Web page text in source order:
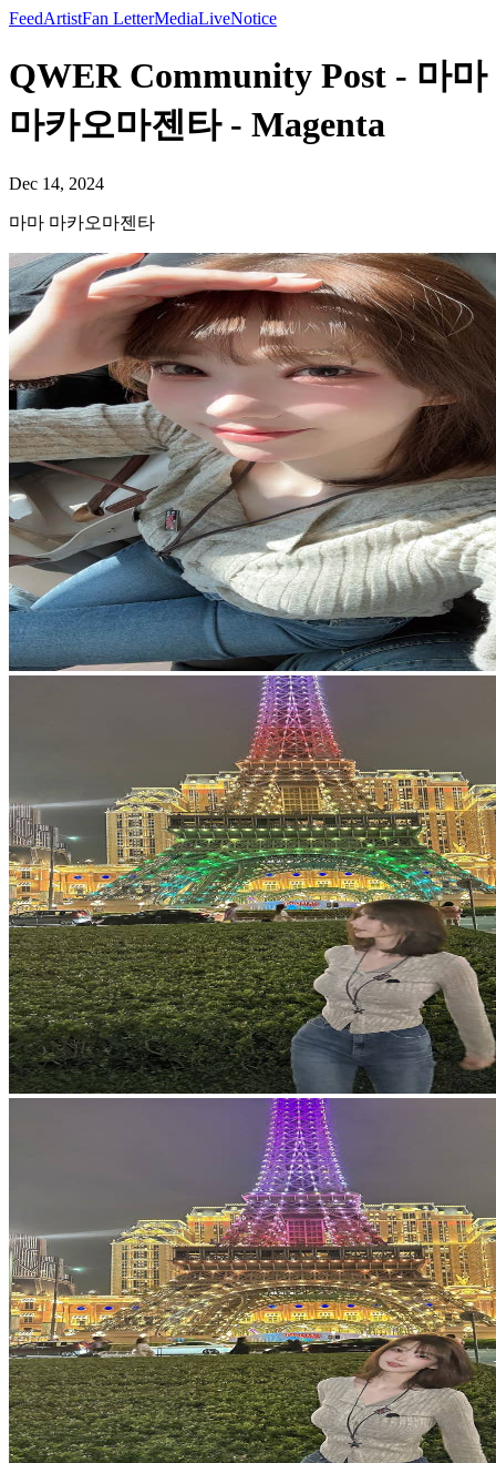
FeedArtistFan LetterMediaLiveNotice
QWER Community Post - 마마
마카오마젠타 - Magenta
Dec 14, 2024
마마 마카오마젠타